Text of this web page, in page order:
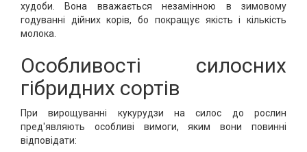
худоби. Вона вважається незамінною в зимовому
годуванні дійних корів, бо покращує якість і кількість
молока.
Особливості силосних
гібридних сортів
При вирощуванні кукурудзи на силос до рослин
пред'являють особливі вимоги, яким вони повинні
відповідати: